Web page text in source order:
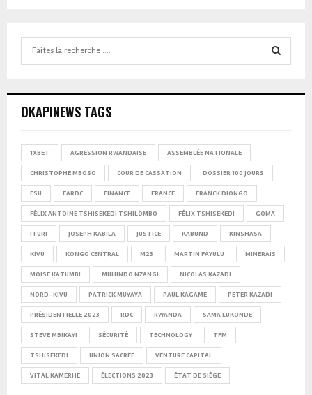
OKAPINEWS TAGS
1XBET AGRESSION RWANDAISE ASSEMBLÉE NATIONALE
CHRISTOPHE MBOSO COUR DE CASSATION DOSSIER 100 JOURS
ESU FARDC FINANCE FRANCE FRANCK DIONGO
FÉLIX ANTOINE TSHISEKEDI TSHILOMBO FÉLIX TSHISEKEDI GOMA
ITURI JOSEPH KABILA JUSTICE KABUND KINSHASA
KIVU KONGO CENTRAL M23 MARTIN FAYULU MINERAIS
MOÏSE KATUMBI MUHINDO NZANGI NICOLAS KAZADI
NORD-KIVU PATRICK MUYAYA PAUL KAGAME PETER KAZADI
PRÉSIDENTIELLE 2023 RDC RWANDA SAMA LUKONDE
STEVE MBIKAYI SÉCURITÉ TECHNOLOGY TFM
TSHISEKEDI UNION SACRÉE VENTURE CAPITAL
VITAL KAMERHE ÉLECTIONS 2023 ÉTAT DE SIÈGE